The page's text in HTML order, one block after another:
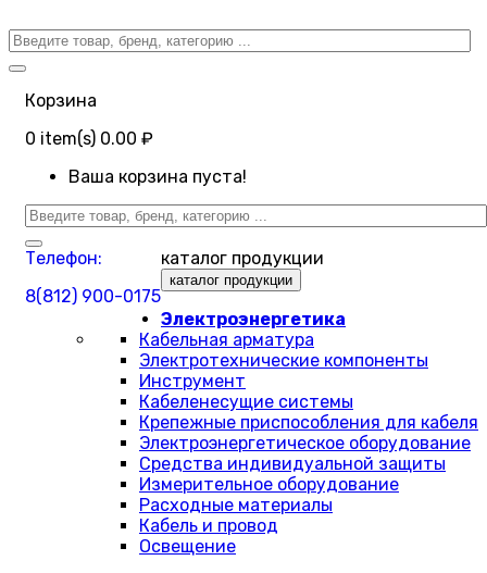
Корзина
0 item(s) 0.00 ₽
Ваша корзина пуста!
Телефон:
8(812) 900-0175
каталог продукции
каталог продукции
Электроэнергетика
Кабельная арматура
Электротехнические компоненты
Инструмент
Кабеленесущие системы
Крепежные приспособления для кабеля
Электроэнергетическое оборудование
Средства индивидуальной защиты
Измерительное оборудование
Расходные материалы
Кабель и провод
Освещение